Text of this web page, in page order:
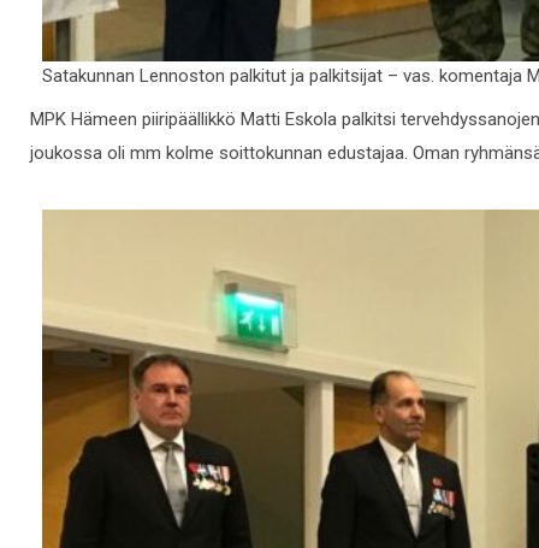
Satakunnan Lennoston palkitut ja palkitsijat – vas. komentaja
MPK Hämeen piiripäällikkö Matti Eskola palkitsi
joukossa oli mm kolme soittokunnan edustajaa. Oman